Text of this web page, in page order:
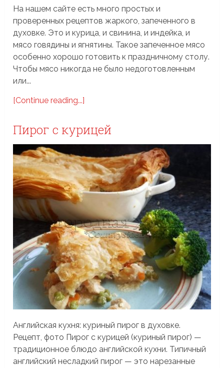
На нашем сайте есть много простых и
проверенных рецептов жаркого, запеченного в
духовке. Это и курица, и свинина, и индейка, и
мясо говядины и ягнятины. Такое запеченное мясо
особенно хорошо готовить к праздничному столу.
Чтобы мясо никогда не было недоготовленным
или...
[Continue reading...]
Пирог с курицей
Английская кухня: куриный пирог в духовке.
Рецепт, фото Пирог с курицей (куриный пирог) —
традиционное блюдо английской кухни. Типичный
английский несладкий пирог — это нарезанные